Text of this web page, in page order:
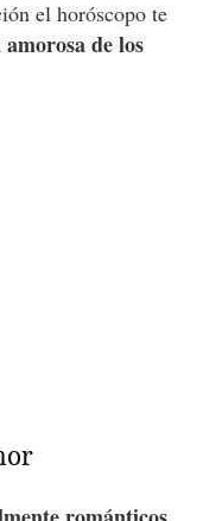
el horóscopo te
de los